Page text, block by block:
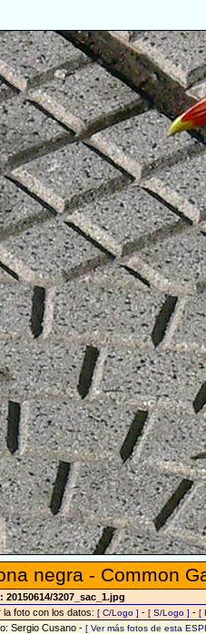
negra - Common
20150614/3207_sac_1.jpg
la foto con los datos: [ C/Logo ] - [ S/Logo ] - [
Sergio Cusano - [ Ver más fotos de esta